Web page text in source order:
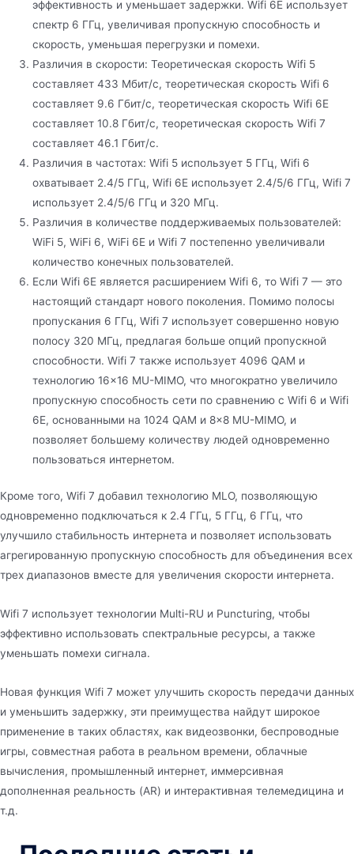
эффективность и уменьшает задержки. Wifi 6E использует
спектр 6 ГГц, увеличивая пропускную способность и
скорость, уменьшая перегрузки и помехи.
Различия в скорости: Теоретическая скорость Wifi 5
составляет 433 Мбит/с, теоретическая скорость Wifi 6
составляет 9.6 Гбит/с, теоретическая скорость Wifi 6E
составляет 10.8 Гбит/с, теоретическая скорость Wifi 7
составляет 46.1 Гбит/с.
Различия в частотах: Wifi 5 использует 5 ГГц, Wifi 6
охватывает 2.4/5 ГГц, Wifi 6E использует 2.4/5/6 ГГц, Wifi 7
использует 2.4/5/6 ГГц и 320 МГц.
Различия в количестве поддерживаемых пользователей:
WiFi 5, WiFi 6, WiFi 6E и Wifi 7 постепенно увеличивали
количество конечных пользователей.
Если Wifi 6E является расширением Wifi 6, то Wifi 7 — это
настоящий стандарт нового поколения. Помимо полосы
пропускания 6 ГГц, Wifi 7 использует совершенно новую
полосу 320 МГц, предлагая больше опций пропускной
способности. Wifi 7 также использует 4096 QAM и
технологию 16×16 MU-MIMO, что многократно увеличило
пропускную способность сети по сравнению с Wifi 6 и Wifi
6E, основанными на 1024 QAM и 8×8 MU-MIMO, и
позволяет большему количеству людей одновременно
пользоваться интернетом.
Кроме того, Wifi 7 добавил технологию MLO, позволяющую
одновременно подключаться к 2.4 ГГц, 5 ГГц, 6 ГГц, что
улучшило стабильность интернета и позволяет использовать
агрегированную пропускную способность для объединения всех
трех диапазонов вместе для увеличения скорости интернета.
Wifi 7 использует технологии Multi-RU и Puncturing, чтобы
эффективно использовать спектральные ресурсы, а также
уменьшать помехи сигнала.
Новая функция Wifi 7 может улучшить скорость передачи данных
и уменьшить задержку, эти преимущества найдут широкое
применение в таких областях, как видеозвонки, беспроводные
игры, совместная работа в реальном времени, облачные
вычисления, промышленный интернет, иммерсивная
дополненная реальность (AR) и интерактивная телемедицина и
т.д.